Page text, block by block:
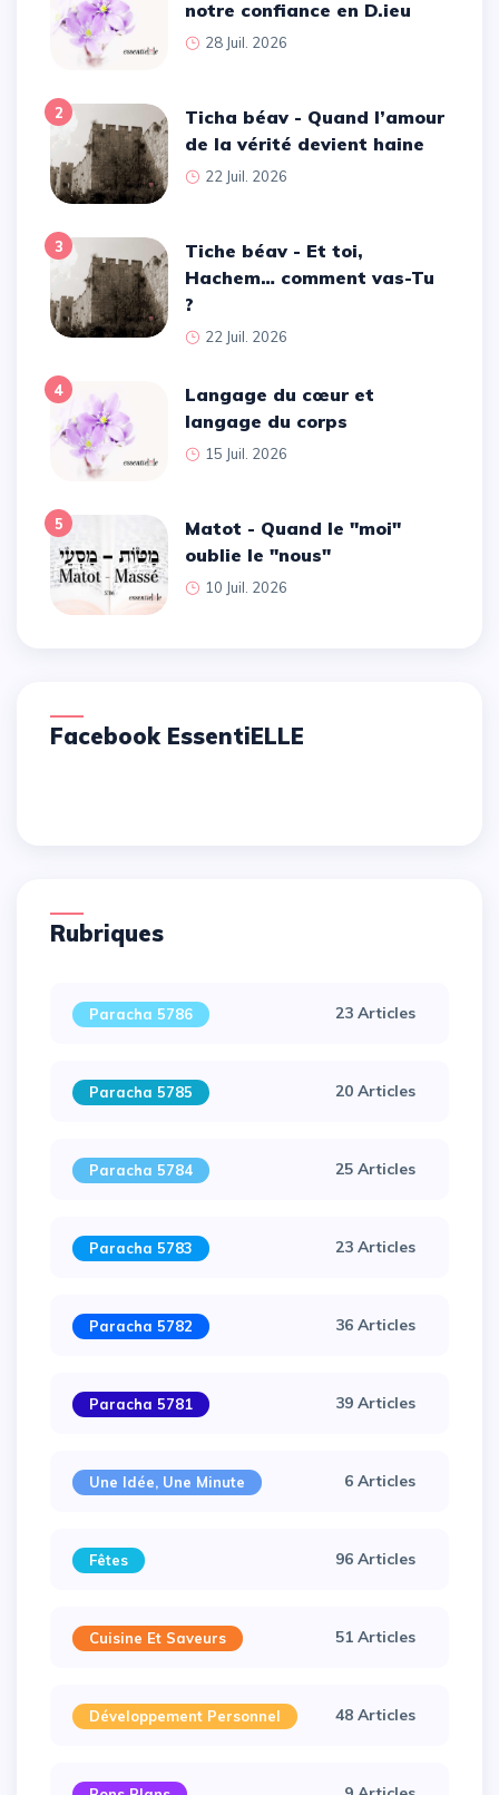
notre confiance en D.ieu
28 Juil. 2026
2
Ticha béav - Quand l’amour
de la vérité devient haine
22 Juil. 2026
3
Tiche béav - Et toi,
Hachem… comment vas-Tu
?
22 Juil. 2026
4
Langage du cœur et
langage du corps
15 Juil. 2026
5
Matot - Quand le ''moi''
oublie le ''nous''
10 Juil. 2026
Facebook EssentiELLE
Rubriques
Paracha 5786 23 Articles
Paracha 5785 20 Articles
Paracha 5784 25 Articles
Paracha 5783 23 Articles
Paracha 5782 36 Articles
Paracha 5781 39 Articles
Une Idée, Une Minute 6 Articles
Fêtes 96 Articles
Cuisine Et Saveurs 51 Articles
Développement Personnel 48 Articles